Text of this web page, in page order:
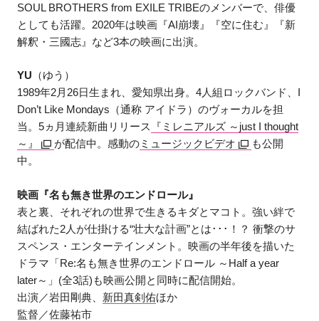
SOUL BROTHERS from EXILE TRIBEのメンバーで、俳優
としても活躍。2020年は映画『AI崩壊』『空に住む』『新
解釈・三國志』など3本の映画に出演。
YU （ゆう）
1989年2月26日生まれ、愛知県出身。4人組ロックバンド、I
Don’t Like Mondays（通称 アイドラ）のヴォーカルを担
当。5ヵ月連続新曲リリース
『ミレニアルズ ～just I thought
～』
が配信中。感動のミュージックビデオ
も公開
中。
映画『名も無き世界のエンドロール』
表と裏、それぞれの世界で生きるキダとマコト。強い絆で
結ばれた2人が仕掛ける“壮大な計画”とは･･･！？ 衝撃のサ
スペンス・エンターテインメント。映画の半年後を描いた
ドラマ「Re:名も無き世界のエンドロール ～Half a year
later～」(全3話)も映画公開と同時に配信開始。
出演／岩田剛典、 新田真剣佑ほか
監督／佐藤祐市